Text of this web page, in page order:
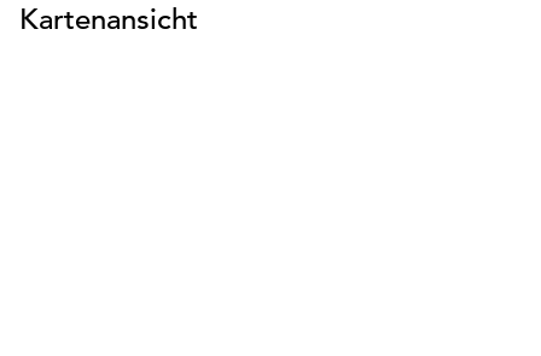
Kartenansicht